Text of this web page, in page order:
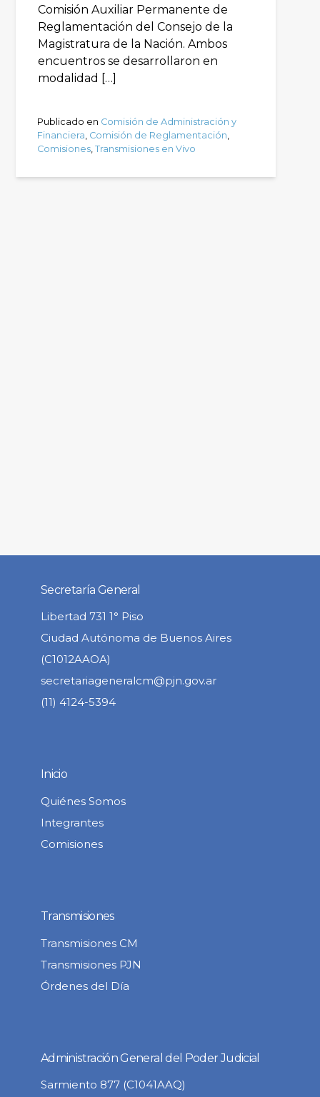
Comisión Auxiliar Permanente de
Reglamentación del Consejo de la
Magistratura de la Nación. Ambos
encuentros se desarrollaron en
modalidad […]
Publicado en Comisión de Administración y
Financiera Comisión de Reglamentación
Comisiones ,Transmisiones en Vivo
Secretaría General
Libertad 731 1° Piso
Ciudad Autónoma de Buenos Aires
(C1012AAOA)
secretariageneralcm@pjn.gov.ar
(11) 4124-5394
Inicio
Quiénes Somos
Integrantes
Comisiones
Transmisiones
Transmisiones CM
Transmisiones PJN
Órdenes del Día
Administración General del Poder Judicial
Sarmiento 877 (C1041AAQ)